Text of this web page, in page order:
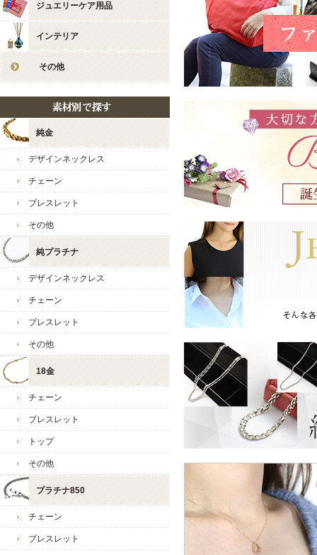
2025/1/29
・1/
2025/1/15
・あけ
ント
2024/12/27
・日頃
ん！
・誠に
す。
いつで
・ク
♪12/
2024/12/2
2024/8/27
・当
レゼン
2024/8/20
・8/
を急
・超
2024/7/30
限定
2024/7/23
開催中
2024/7/16
・本店
て「
2024/7/9
・1週
お得な
2024/7/2
・男女
ーン
だゲッ
・当店
2024/6/11
・ベネ
2024/6/4
・残
ェック
いつも当店をご愛好いただ
レビューのご投稿も感謝申
大切な記念日の贈り物を
当店でお選びいただき、
スタッフ一同大変嬉しい
包装・発送に関しましても
ありがとうございます。
新商品も多数ご用意してお
ヒロ様のまたのご利用スタ
今後とも宜しくお願い致し
ジュエリーウォーク心斎橋
お店からのコメント
いつも当店をご愛好いた
レビューのご投稿も感謝申
ジュエリーケア用品
インテリア
その他
純金
デザインネックレス
チェーン
ブレスレット
その他
純プラチナ
デザインネックレス
チェーン
ブレスレット
その他
18金
チェーン
ブレスレット
トップ
その他
プラチナ850
チェーン
ブレスレット